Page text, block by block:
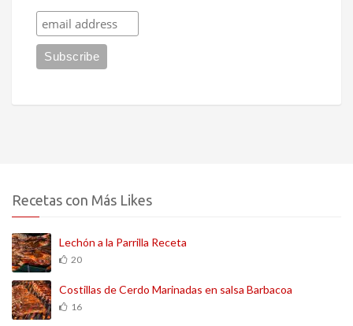
Recetas con Más Likes
Lechón a la Parrilla Receta
20
Costillas de Cerdo Marinadas en salsa Barbacoa
16